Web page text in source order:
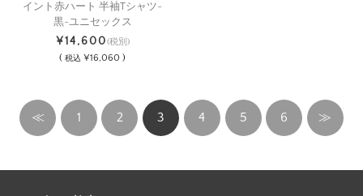
イント赤ハート 半袖Tシャツ-
黒-ユニセックス
¥14,600(税別)
(税込 ¥16,060 )
≪ 1 2 3 4 5 6 ≫